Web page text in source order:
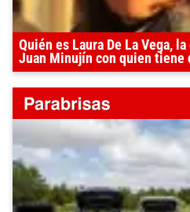
Quién es Laura De La Vega,
Juan Minujín con quien tiene